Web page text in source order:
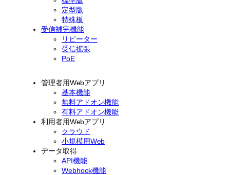
定型版
特殊板
受信補完機能
リピーター
受信拡張
PoE
管理者用Webアプリ
基本機能
無料アドオン機能
有料アドオン機能
利用者用Webアプリ
クラウド
小規模用Web
データ取得
API機能
Webhook機能